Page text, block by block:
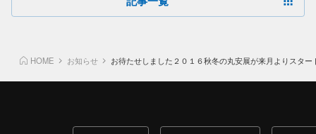
HOME お知らせ お待たせしました２０１６秋冬の丸安展が来月よりスター